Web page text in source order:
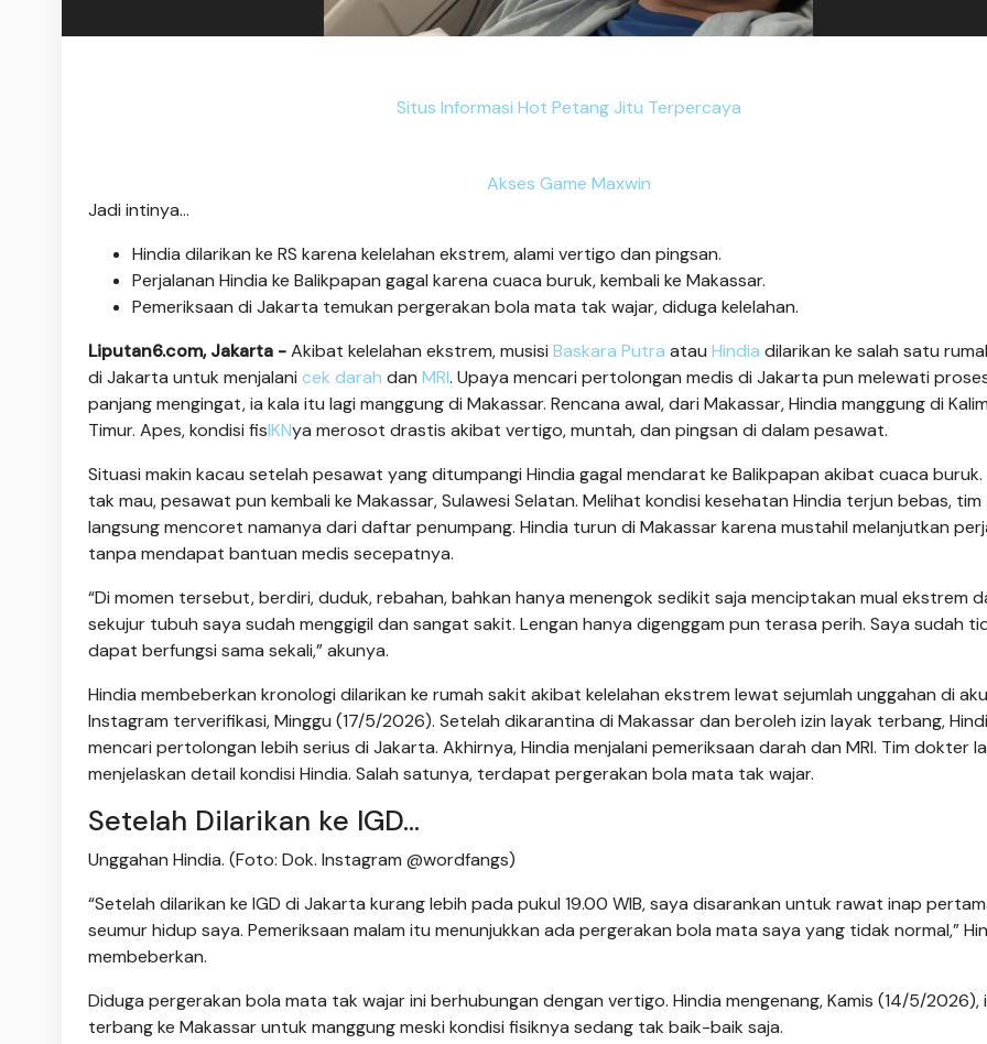
Situs Informasi Hot Petang Jitu Terpercaya
Akses Game Maxwin
Jadi intinya...
Hindia dilarikan ke RS karena kelelahan ekstrem, alami vertigo dan pingsan.
Perjalanan Hindia ke Balikpapan gagal karena cuaca buruk, kembali ke Makassar.
Pemeriksaan di Jakarta temukan pergerakan bola mata tak wajar, diduga kelelahan.
Liputan6.com, Jakarta -Akibat kelelahan ekstrem, musisi Baskara Putra atau Hindia dilarikan ke salah satu
di Jakarta untuk menjalani cek darah dan MRI. Upaya mencari pertolongan medis di Jakarta pun melewati
panjang mengingat, ia kala itu lagi manggung di Makassar. Rencana awal, dari Makassar, Hindia manggung di
Timur. Apes, kondisi fisIKNya merosot drastis akibat vertigo, muntah, dan pingsan di dalam pesawat.
Situasi makin kacau setelah pesawat yang ditumpangi Hindia gagal mendarat ke Balikpapan akibat cuaca buruk.
tak mau, pesawat pun kembali ke Makassar, Sulawesi Selatan. Melihat kondisi kesehatan Hindia terjun bebas, tim
langsung mencoret namanya dari daftar penumpang. Hindia turun di Makassar karena mustahil melanjutkan
tanpa mendapat bantuan medis secepatnya.
“Di momen tersebut, berdiri, duduk, rebahan, bahkan hanya menengok sedikit saja menciptakan mual ekstrem
sekujur tubuh saya sudah menggigil dan sangat sakit. Lengan hanya digenggam pun terasa perih. Saya sudah
dapat berfungsi sama sekali,” akunya.
Hindia membeberkan kronologi dilarikan ke rumah sakit akibat kelelahan ekstrem lewat sejumlah unggahan di
Instagram terverifikasi, Minggu (17/5/2026). Setelah dikarantina di Makassar dan beroleh izin layak terbang,
mencari pertolongan lebih serius di Jakarta. Akhirnya, Hindia menjalani pemeriksaan darah dan MRI. Tim dokter
menjelaskan detail kondisi Hindia. Salah satunya, terdapat pergerakan bola mata tak wajar.
Setelah Dilarikan ke IGD...
Unggahan Hindia. (Foto: Dok. Instagram @wordfangs)
“Setelah dilarikan ke IGD di Jakarta kurang lebih pada pukul 19.00 WIB, saya disarankan untuk rawat inap
seumur hidup saya. Pemeriksaan malam itu menunjukkan ada pergerakan bola mata saya yang tidak normal,”
membeberkan.
Diduga pergerakan bola mata tak wajar ini berhubungan dengan vertigo. Hindia mengenang, Kamis (14/5/2026),
terbang ke Makassar untuk manggung meski kondisi fisiknya sedang tak baik-baik saja.